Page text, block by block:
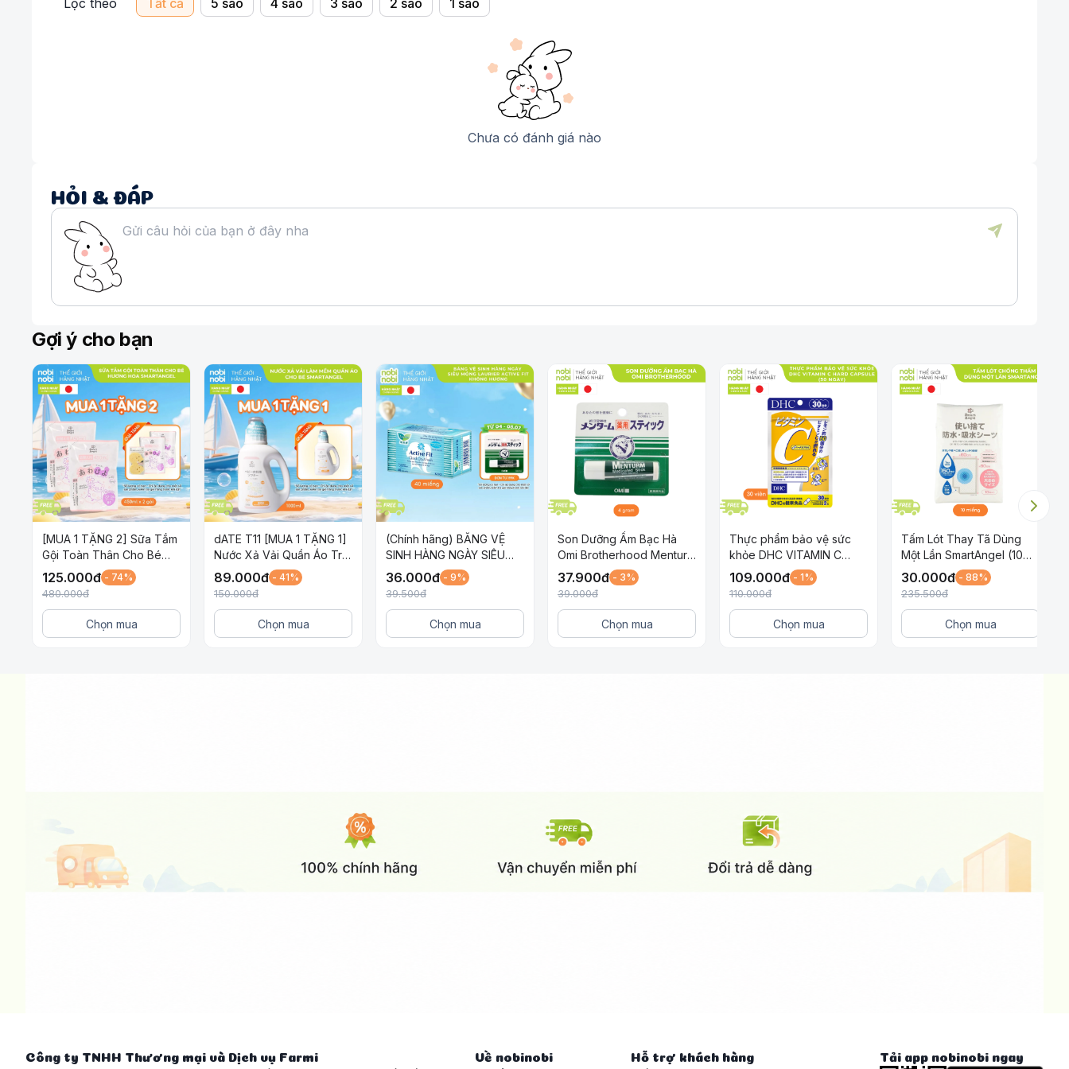
4. Hướng dẫn sử dụng:
Bước 1: Lấy một lượng kem bằng đồng xu vào lòng bàn tay.
Bước 2: Thoa đều sản phẩm lên da khi còn ướt, đặc biệt chú ý các vùng như khuỷu tay, đầu gối.
Bước 3: Massage nhẹ nhàng, vỗ nhẹ để dưỡng chất thẩm thấu tốt hơn.
Bước 4: Sau đó rửa sạch bằng nước và lau nhẹ bằng khăn khô.
6. Về Nobinobi:
Lọc theo Tất cả 5 sao 4 sao 3 sao 2 sao 1 sao
Chưa có đánh giá nào
HỎI & ĐÁP
Gợi ý cho bạn
[MUA 1 TẶNG 2] Sữa Tắm
Gội Toàn Thân Cho Bé
Awapiyo SmartAngel Dịu
Nhẹ Lành Tính Hương Hoa
125.000đ - 74%
480.000đ
Chọn mua
dATE T11 [MUA 1 TẶNG 1]
Nước Xả Vải Quần Áo Trẻ
Em SmartAngel Dịu Nhẹ,
An Toàn và Lành Tính Cho
89.000đ - 41%
150.000đ
Chọn mua
(Chính hãng) BĂNG VỆ
SINH HÀNG NGÀY SIÊU
MỎNG LAURIER ACTIVE
FIT KHÔNG HƯƠNG 40
36.000đ - 9%
39.500đ
Chọn mua
Son Dưỡng Ẩm Bạc Hà
Omi Brotherhood Menturm
Dành Cho Môi Khô Và Nứt
Nẻ
37.900đ - 3%
39.000đ
Chọn mua
Thực phẩm bảo vệ sức
khỏe DHC VITAMIN C
HARD CAPSULE (30 ngày)
109.000đ - 1%
110.000đ
Chọn mua
Tấm Lót Thay Tã Dùng
Một Lần SmartAngel (10
miếng)
30.000đ - 88%
235.500đ
Chọn mua
Công ty TNHH Thương mại và Dịch vụ Farmi Về nobinobi Hỗ trợ khách hàng Tải app nobinobi ngay